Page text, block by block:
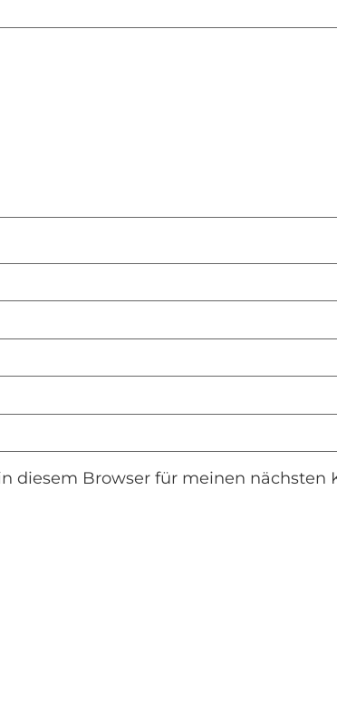
diesem Browser für meinen nächsten